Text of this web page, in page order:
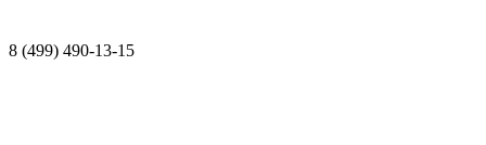
8 (499) 490-13-15